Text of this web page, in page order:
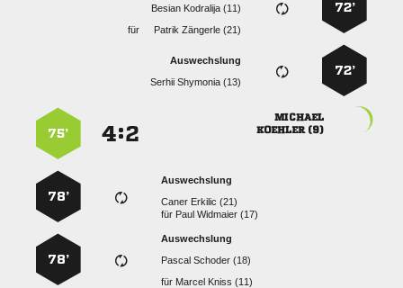
72’
  
für
  
72’
Auswechslung
  

 
:
75’
Auswechslung
  
für   
78’
Auswechslung
  
für   
78’